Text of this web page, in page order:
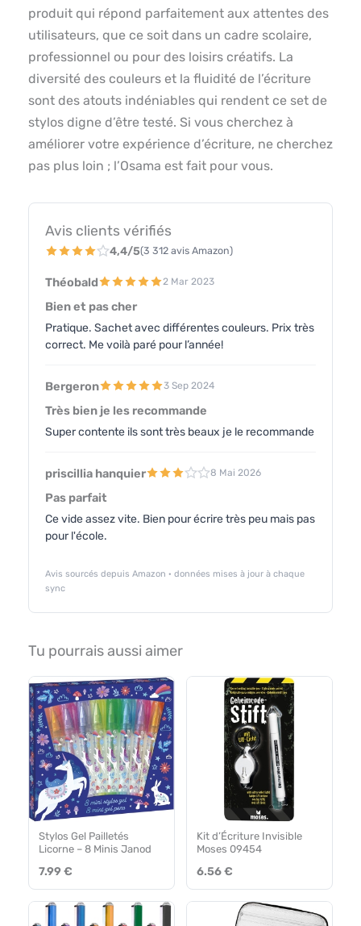
produit qui répond parfaitement aux attentes des
utilisateurs, que ce soit dans un cadre scolaire,
professionnel ou pour des loisirs créatifs. La
diversité des couleurs et la fluidité de l’écriture
sont des atouts indéniables qui rendent ce set de
stylos digne d’être testé. Si vous cherchez à
améliorer votre expérience d’écriture, ne cherchez
pas plus loin ; l’Osama est fait pour vous.
Avis clients vérifiés
4,4/5(3 312 avis Amazon)
Théobald 2 Mar 2023
Bien et pas cher
Pratique. Sachet avec différentes couleurs. Prix très
correct. Me voilà paré pour l’année!
Bergeron 3 Sep 2024
Très bien je les recommande
Super contente ils sont très beaux je le recommande
priscillia hanquier 8 Mai 2026
Pas parfait
Ce vide assez vite. Bien pour écrire très peu mais pas
pour l'école.
Avis sourcés depuis Amazon · données mises à jour à chaque
sync
Tu pourrais aussi aimer
Stylos Gel Pailletés
Licorne – 8 Minis Janod
7.99 €
Kit d’Écriture Invisible
Moses 09454
6.56 €